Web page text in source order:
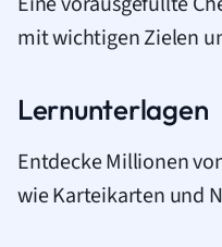
mit wichtigen Zielen
Lernunterlagen
Entdecke Millionen
wie Karteikarten und